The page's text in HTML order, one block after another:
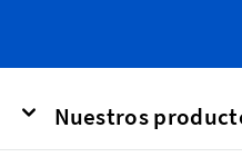
Nuestros